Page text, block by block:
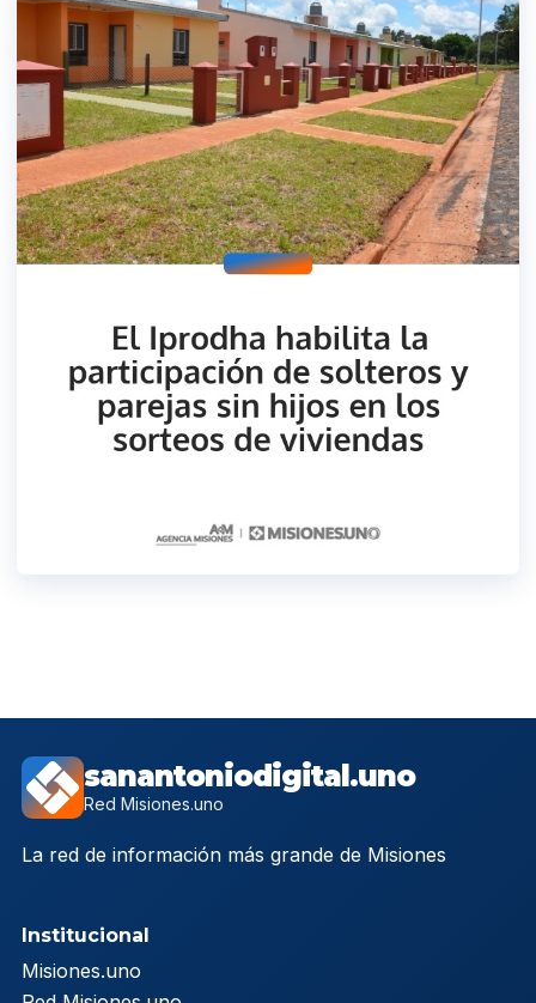
sanantoniodigital.uno
Red Misiones.uno
La red de información más grande de Misiones
Institucional
Misiones.uno